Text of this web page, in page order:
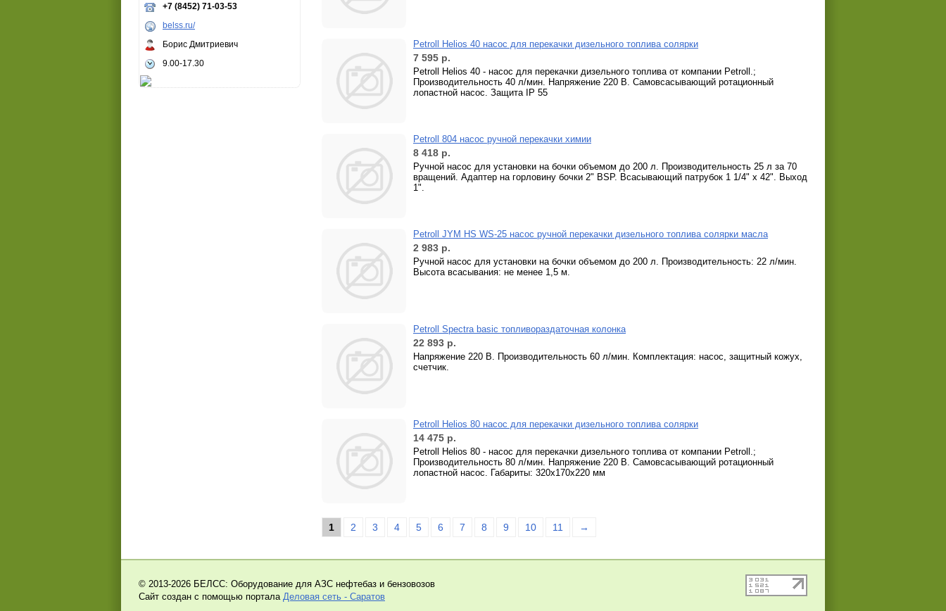
Petroll Helios 40 насос для перекачки дизельного топлива солярки
7 595 р.
Petroll Helios 40 - насос для перекачки дизельного топлива от компании Petroll.;
Производительность 40 л/мин. Напряжение 220 В. Самовсасывающий ротационный
лопастной насос. Защита IP 55
Petroll 804 насос ручной перекачки химии
8 418 р.
Ручной насос для установки на бочки объемом до 200 л. Производительность 25 л за 70
вращений. Адаптер на горловину бочки 2" BSP. Всасывающий патрубок 1 1/4" х 42". Выход
1".
Petroll JYM НS WS-25 насос ручной перекачки дизельного топлива солярки масла
2 983 р.
Ручной насос для установки на бочки объемом до 200 л. Производительность: 22 л/мин.
Высота всасывания: не менее 1,5 м.
Petroll Spectra basic топливораздаточная колонка
22 893 р.
Напряжение 220 В. Производительность 60 л/мин. Комплектация: насос, защитный кожух,
счетчик.
Petroll Helios 80 насос для перекачки дизельного топлива солярки
14 475 р.
Petroll Helios 80 - насос для перекачки дизельного топлива от компании Petroll.;
Производительность 80 л/мин. Напряжение 220 В. Самовсасывающий ротационный
лопастной насос. Габариты: 320х170х220 мм
1 2 3 4 5 6 7 8 9 10 11 →
+7 (8452) 71-03-53
belss.ru/
Борис Дмитриевич
9.00-17.30
© 2013-2026 БЕЛСС: Оборудование для АЗС нефтебаз и бензовозов
Сайт создан с помощью портала Деловая сеть - Саратов